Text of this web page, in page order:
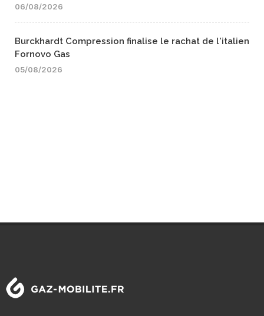
06/08/2026
Burckhardt Compression finalise le rachat de l'italien
Fornovo Gas
05/08/2026